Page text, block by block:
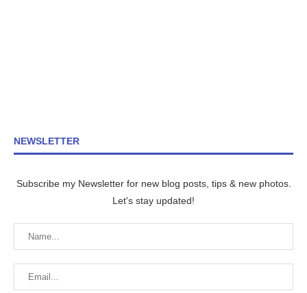
NEWSLETTER
Subscribe my Newsletter for new blog posts, tips & new photos.
Let's stay updated!